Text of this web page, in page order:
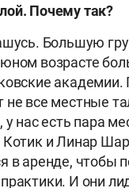
Почему так?
Большую
возрасте
академии.
не все местные
у нас есть пара
Котик и Линар
в аренде, чтобы
И они